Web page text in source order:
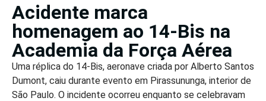
Acidente marca
homenagem ao 14-Bis na
Academia da Força Aérea
Uma réplica do 14-Bis, aeronave criada por Alberto Santos
Dumont, caiu durante evento em Pirassununga, interior de
São Paulo. O incidente ocorreu enquanto se celebravam